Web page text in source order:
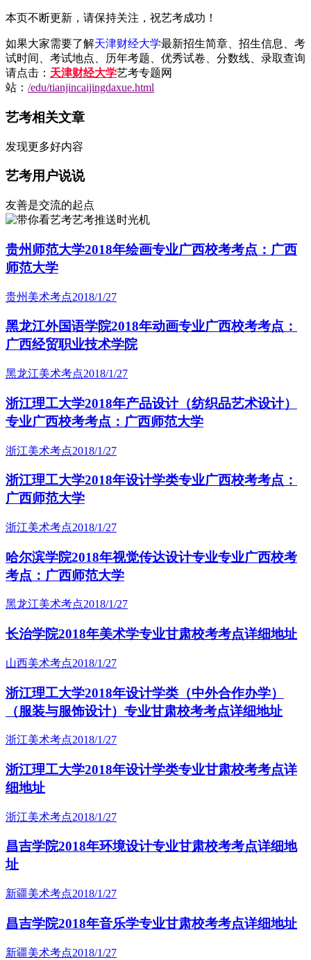
本页不断更新，请保持关注，祝艺考成功！
如果大家需要了解天津财经大学最新招生简章、招生信息、考
试时间、考试地点、历年考题、优秀试卷、分数线、录取查询
请点击： 天津财经大学艺考专题网
站： /edu/tianjincaijingdaxue.html
艺考相关文章
发现更多好内容
艺考用户说说
友善是交流的起点
艺考推送时光机
贵州师范大学2018年绘画专业广西校考考点：广西
师范大学
贵州美术考点2018/1/27
黑龙江外国语学院2018年动画专业广西校考考点：
广西经贸职业技术学院
黑龙江美术考点2018/1/27
浙江理工大学2018年产品设计（纺织品艺术设计）
专业广西校考考点：广西师范大学
浙江美术考点2018/1/27
浙江理工大学2018年设计学类专业广西校考考点：
广西师范大学
浙江美术考点2018/1/27
哈尔滨学院2018年视觉传达设计专业专业广西校考
考点：广西师范大学
黑龙江美术考点2018/1/27
长治学院2018年美术学专业甘肃校考考点详细地址
山西美术考点2018/1/27
浙江理工大学2018年设计学类（中外合作办学）
（服装与服饰设计）专业甘肃校考考点详细地址
浙江美术考点2018/1/27
浙江理工大学2018年设计学类专业甘肃校考考点详
细地址
浙江美术考点2018/1/27
昌吉学院2018年环境设计专业甘肃校考考点详细地
址
新疆美术考点2018/1/27
昌吉学院2018年音乐学专业甘肃校考考点详细地址
新疆美术考点2018/1/27